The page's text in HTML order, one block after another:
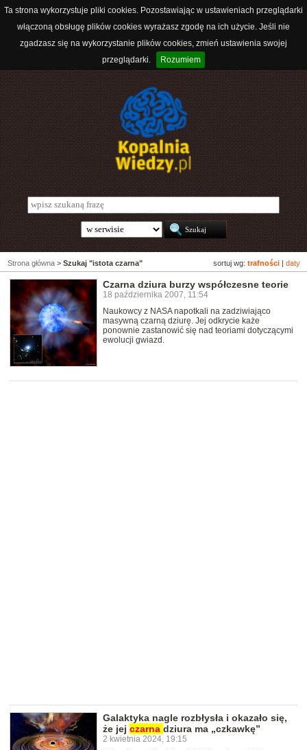
Ta strona wykorzystuje pliki cookies. Pozostawiając w ustawieniach przeglądarki
włączoną obsługę plików cookies wyrażasz zgodę na ich użycie. Jeśli nie
zgadzasz się na wykorzystanie plików cookies, zmień ustawienia swojej
przeglądarki.
Rozumiem
sortuj wg: trafności daty
Strona główna > Szukaj "istota czarna"
Czarna dziura burzy współczesne teorie
18 października 2007, 11:54
Naukowcy z NASA napotkali na zadziwiająco
masywną czarną dziurę. Jej odkrycie każe
ponownie zastanowić się nad teoriami dotyczącymi
ewolucji gwiazd.
Galaktyka nagle rozbłysła i okazało się,
że jej czarna dziura ma „czkawkę”
2 kwietnia 2024, 19:15